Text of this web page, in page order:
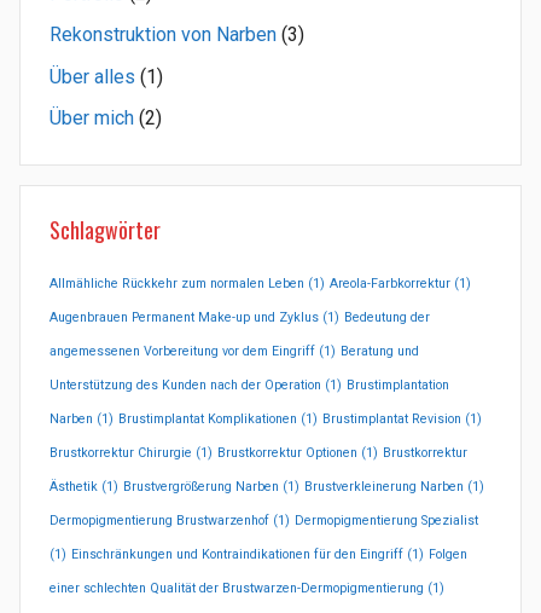
Rekonstruktion von Narben (3)
Über alles (1)
Über mich (2)
Schlagwörter
Allmähliche Rückkehr zum normalen Leben (1) Areola-Farbkorrektur (1)
Augenbrauen Permanent Make-up und Zyklus (1) Bedeutung der
angemessenen Vorbereitung vor dem Eingriff (1) Beratung und
Unterstützung des Kunden nach der Operation (1) Brustimplantation
Narben (1) Brustimplantat Komplikationen (1) Brustimplantat Revision (1)
Brustkorrektur Chirurgie (1) Brustkorrektur Optionen (1) Brustkorrektur
Ästhetik (1) Brustvergrößerung Narben (1) Brustverkleinerung Narben (1)
Dermopigmentierung Brustwarzenhof (1) Dermopigmentierung Spezialist
(1) Einschränkungen und Kontraindikationen für den Eingriff (1) Folgen
einer schlechten Qualität der Brustwarzen-Dermopigmentierung (1)